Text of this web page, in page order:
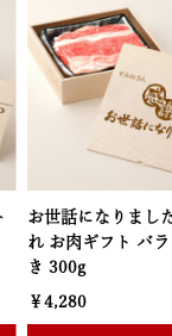
5.5cm
名入
すき焼
お世話にな
れ お肉ギフ
き 600g
￥6,280